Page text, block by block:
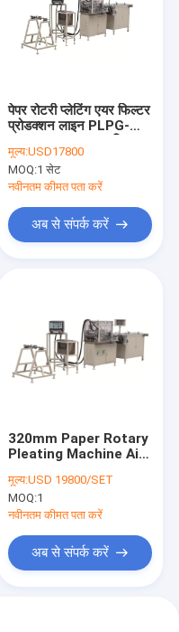
पेपर रोटरी प्लेटिंग एयर फिल्टर
प्रोडक्शन लाइन PLPG-
मूल्य:USD17800
MOQ:1 सेट
नवीनतम कीमत पता करें
अब से संपर्क करें
320mm Paper Rotary
Pleating Machine Air
Line
मूल्य:USD 19800/SET
MOQ:1
नवीनतम कीमत पता करें
अब से संपर्क करें